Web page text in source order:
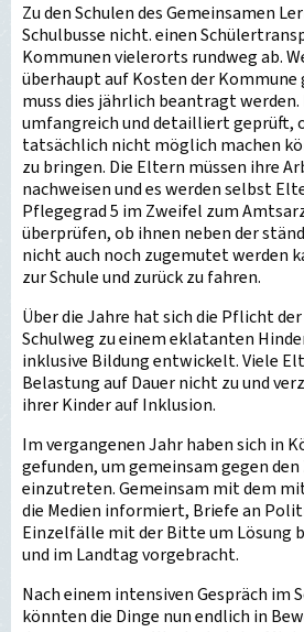
Zu den Schulen des Gemeinsamen
Schulbusse nicht. einen
Kommunen vielerorts rundweg ab.
überhaupt auf Kosten der Kommune
muss dies jährlich beantragt werden.
umfangreich und detailliert geprüft,
tatsächlich nicht möglich machen
zu bringen. Die Eltern müssen ihre
nachweisen und es werden selbst
Pflegegrad 5 im Zweifel zum
überprüfen, ob ihnen neben der
nicht auch noch zugemutet werden
zur Schule und zurück zu fahren.
Über die Jahre hat sich die Pflicht
Schulweg zu einem eklatanten
inklusive Bildung entwickelt. Viele
Belastung auf Dauer nicht zu und
ihrer Kinder auf Inklusion.
Im vergangenen Jahr haben sich in
gefunden, um gemeinsam gegen
einzutreten. Gemeinsam mit dem
die Medien informiert, Briefe an
Einzelfälle mit der Bitte um Lösung
und im Landtag vorgebracht.
Nach einem intensiven Gespräch im
könnten die Dinge nun endlich in